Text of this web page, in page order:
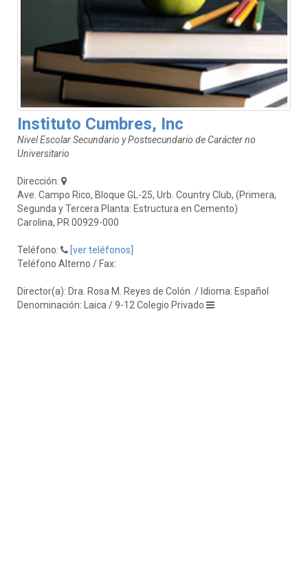
Instituto Cumbres, Inc
Nivel Escolar Secundario y Postsecundario de Carácter no
Universitario
Dirección:
Ave. Campo Rico, Bloque GL-25, Urb. Country Club, (Primera,
Segunda y Tercera Planta: Estructura en Cemento)
Carolina, PR 00929-000
Teléfono:
[ver teléfonos]
Teléfono Alterno / Fax:
Director(a): Dra. Rosa M. Reyes de Colón / Idioma: Español
Denominación: Laica / 9-12 Colegio Privado